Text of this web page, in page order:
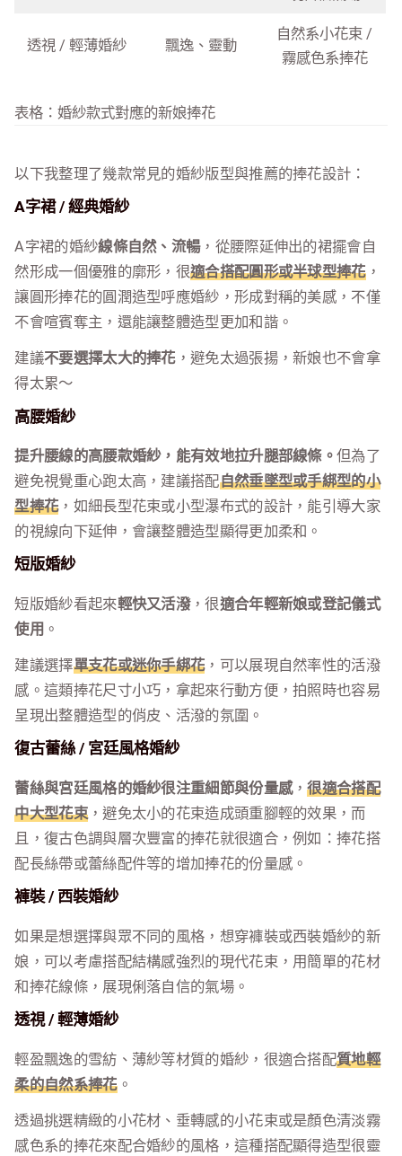
透視 / 輕薄婚紗 飄逸、靈動
自然系小花束 /
霧感色系捧花
表格：婚紗款式對應的新娘捧花
以下我整理了幾款常見的婚紗版型與推薦的捧花設計：
A字裙 / 經典婚紗
A字裙的婚紗線條自然、流暢，從腰際延伸出的裙擺會自
然形成一個優雅的廓形，很適合搭配圓形或半球型捧花，
讓圓形捧花的圓潤造型呼應婚紗，形成對稱的美感，不僅
不會喧賓奪主，還能讓整體造型更加和諧。
建議不要選擇太大的捧花，避免太過張揚，新娘也不會拿
得太累～
高腰婚紗
提升腰線的高腰款婚紗，能有效地拉升腿部線條。但為了
避免視覺重心跑太高，建議搭配自然垂墜型或手綁型的小
型捧花，如細長型花束或小型瀑布式的設計，能引導大家
的視線向下延伸，會讓整體造型顯得更加柔和。
短版婚紗
短版婚紗看起來輕快又活潑，很適合年輕新娘或登記儀式
使用 。
建議選擇單支花或迷你手綁花，可以展現自然率性的活潑
感。這類捧花尺寸小巧，拿起來行動方便，拍照時也容易
呈現出整體造型的俏皮、活潑的氛圍。
復古蕾絲 / 宮廷風格婚紗
蕾絲與宮廷風格的婚紗很注重細節與份量感，很適合搭配
中大型花束，避免太小的花束造成頭重腳輕的效果，而
且，復古色調與層次豐富的捧花就很適合，例如：捧花搭
配長絲帶或蕾絲配件等的增加捧花的份量感。
褲裝 / 西裝婚紗
如果是想選擇與眾不同的風格，想穿褲裝或西裝婚紗的新
娘，可以考慮搭配結構感強烈的現代花束，用簡單的花材
和捧花線條，展現俐落自信的氣場。
透視 / 輕薄婚紗
輕盈飄逸的雪紡、薄紗等材質的婚紗，很適合搭配質地輕
柔的自然系捧花。
透過挑選精緻的小花材、垂轉感的小花束或是顏色清淡霧
感色系的捧花來配合婚紗的風格，這種搭配顯得造型很靈